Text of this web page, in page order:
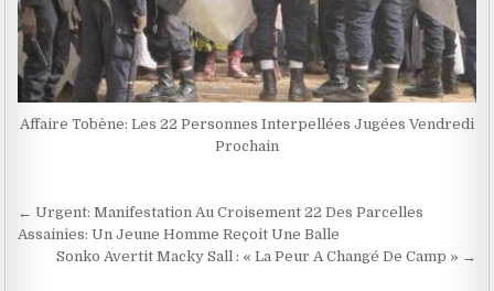
Affaire Tobène: Les 22 Personnes Interpellées Jugées Vendredi
Prochain
Navigation
de
← Urgent: Manifestation Au Croisement 22 Des Parcelles
Assainies: Un Jeune Homme Reçoit Une Balle
Sonko Avertit Macky Sall : « La Peur A Changé De Camp » →